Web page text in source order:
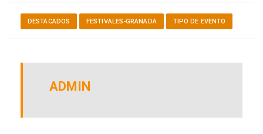
DESTACADOS FESTIVALES-GRANADA TIPO DE EVENTO
ADMIN